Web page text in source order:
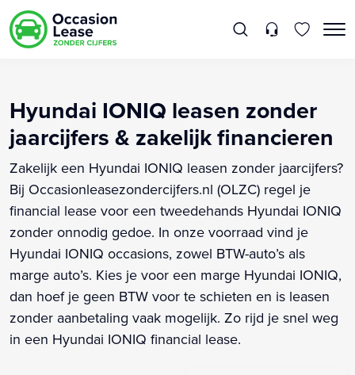
Hyundai IONIQ leasen zonder
jaarcijfers & zakelijk financieren
Zakelijk een Hyundai IONIQ leasen zonder jaarcijfers?
Bij Occasionleasezondercijfers.nl (OLZC) regel je
financial lease voor een tweedehands Hyundai IONIQ
zonder onnodig gedoe. In onze voorraad vind je
Hyundai IONIQ occasions, zowel BTW-auto’s als
marge auto’s. Kies je voor een marge Hyundai IONIQ,
dan hoef je geen BTW voor te schieten en is leasen
zonder aanbetaling vaak mogelijk. Zo rijd je snel weg
in een Hyundai IONIQ financial lease.